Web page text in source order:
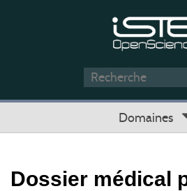
Domaines
Dossier médical